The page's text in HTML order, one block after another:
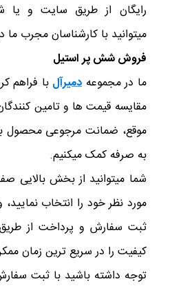
میتوانید با کارشناسان مجرب ما
فروش شش پر استیل
ما در مجموعهدمیرآل با فراهم
مقایسه قیمت ها و تامین
موقع، ضمانت مرجوعی محصول
به صرفه کمک میکنیم.
شما میتوانید از بخش بالایی
مورد نظر خود را انتخاب
ثبت سفارش و پرداخت از
کیفیت را در سریع ترین زمان
توجه داشته باشید با ثبت